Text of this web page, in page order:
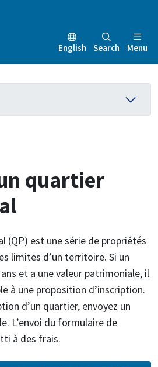
English Search Menu
quartier
(QP) est une série de propriétés
limites d’un territoire. Si un
et a une valeur patrimoniale, il
à une proposition d’inscription.
d’un quartier, envoyez un
L’envoi du formulaire de
à des frais.